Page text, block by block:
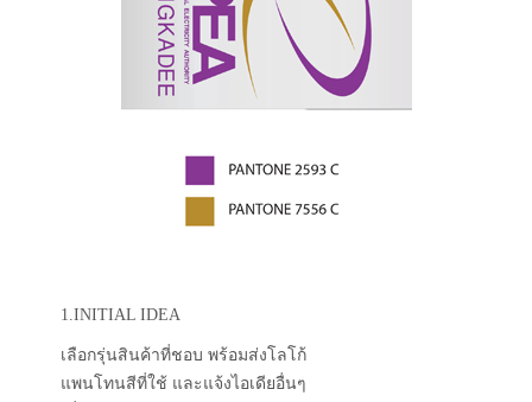
1.INITIAL IDEA
เลือกรุ่นสินค้าที่ชอบ พร้อมส่งโลโก้
แพนโทนสีที่ใช้ และแจ้งไอเดียอื่นๆ